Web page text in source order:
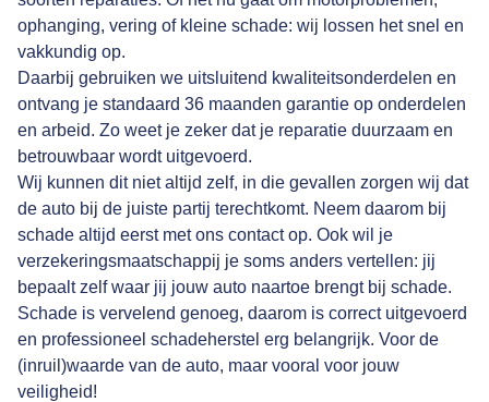
ophanging, vering of kleine schade: wij lossen het snel en
vakkundig op.
Daarbij gebruiken we uitsluitend kwaliteitsonderdelen en
ontvang je standaard 36 maanden garantie op onderdelen
en arbeid. Zo weet je zeker dat je reparatie duurzaam en
betrouwbaar wordt uitgevoerd.
Wij kunnen dit niet altijd zelf, in die gevallen zorgen wij dat
de auto bij de juiste partij terechtkomt. Neem daarom bij
schade altijd eerst met ons contact op. Ook wil je
verzekeringsmaatschappij je soms anders vertellen: jij
bepaalt zelf waar jij jouw auto naartoe brengt bij schade.
Schade is vervelend genoeg, daarom is correct uitgevoerd
en professioneel schadeherstel erg belangrijk. Voor de
(inruil)waarde van de auto, maar vooral voor jouw
veiligheid!